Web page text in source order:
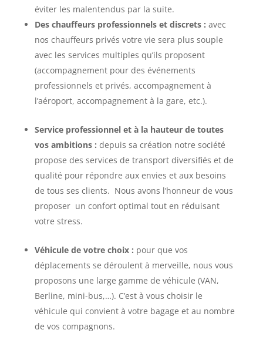
éviter les malentendus par la suite.
Des chauffeurs professionnels et discrets : avec
nos chauffeurs privés votre vie sera plus souple
avec les services multiples qu’ils proposent
(accompagnement pour des événements
professionnels et privés, accompagnement à
l’aéroport, accompagnement à la gare, etc.).
Service professionnel et à la hauteur de toutes
vos ambitions : depuis sa création notre société
propose des services de transport diversifiés et de
qualité pour répondre aux envies et aux besoins
de tous ses clients. Nous avons l’honneur de vous
proposer un confort optimal tout en réduisant
votre stress.
Véhicule de votre choix : pour que vos
déplacements se déroulent à merveille, nous vous
proposons une large gamme de véhicule (VAN,
Berline, mini-bus,…). C’est à vous choisir le
véhicule qui convient à votre bagage et au nombre
de vos compagnons.